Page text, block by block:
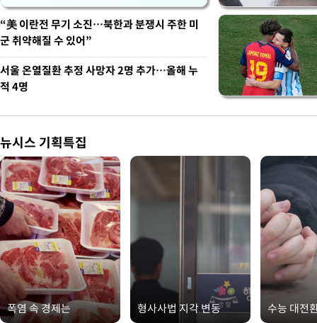
“美 이란전 무기 소진…북한과 분쟁시 주한 미
군 취약해질 수 있어”
서울 온열질환 추정 사망자 2명 추가…올해 누
적 4명
뉴시스 기획특집
폭염 속 경제는 형사사법 지각 변동 수능 대전